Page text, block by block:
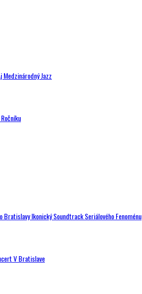
Medzinárodný Jazz
Ikonický Soundtrack Seriálového Fenoménu
V Bratislave